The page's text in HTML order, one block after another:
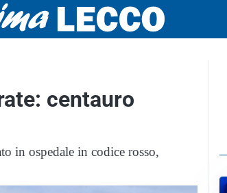
centauro
in ospedale in codice rosso,